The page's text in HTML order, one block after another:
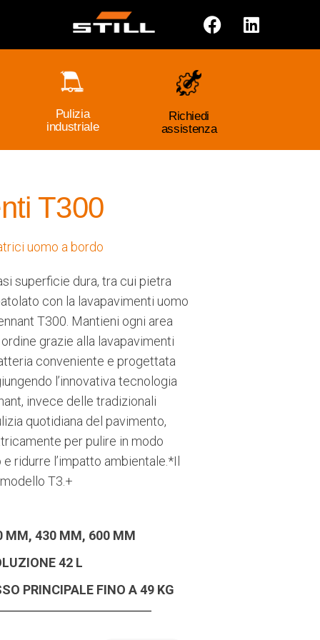
Pulizia
industriale
Richiedi
assistenza
T300
uomo a bordo
superficie dura, tra cui pietra
con la lavapavimenti uomo
T300. Mantieni ogni area
grazie alla lavapavimenti
conveniente e progettata
l’innovativa tecnologia
invece delle tradizionali
quotidiana del pavimento,
per pulire in modo
ridurre l’impatto ambientale.*Il
T3.+
MM, 430 MM, 600 MM
42 L
PRINCIPALE FINO A 49 KG